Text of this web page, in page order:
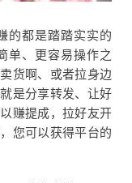
的都是踏踏实实的
单、更容易操作之
货啊、或者拉身边
是分享转发、让好
赚提成，拉好友开
您可以获得平台的